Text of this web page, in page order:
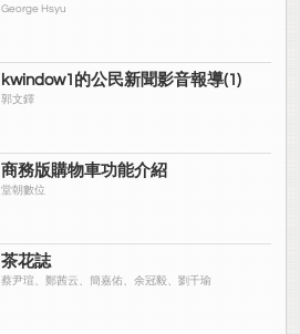
George Hsyu
kwindow1的公民新聞影音報導(1)
郭文鐸
商務版購物車功能介紹
堂朝數位
茶花誌
蔡尹瑄、鄭茜云、簡嘉佑、余冠毅、劉千瑜